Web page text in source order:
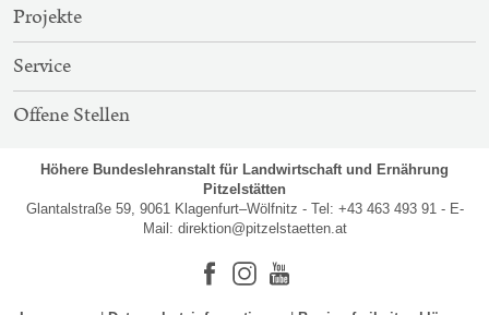
Projekte
Service
Offene Stellen
Höhere Bundeslehranstalt für Landwirtschaft und Ernährung
Pitzelstätten
Glantalstraße 59, 9061 Klagenfurt–Wölfnitz - Tel: +43 463 493 91 - E-
Mail: direktion@pitzelstaetten.at
FacebookInstagramYoutube